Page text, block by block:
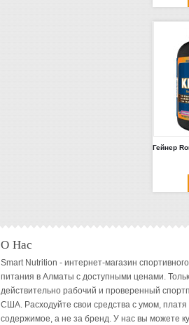
О Нас
Smart Nutrition - интернет-магазин спортивного
питания в Алматы с доступными ценами.
действительно рабочий и проверенный
США. Расходуйте свои средства с умом, платя
содержимое, а не за бренд. У нас вы можете